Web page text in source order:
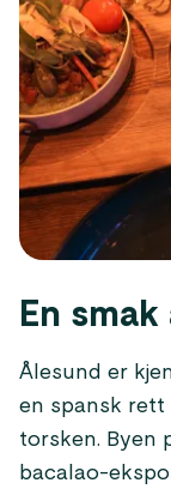
En
Ålesund er
en spansk rett
torsken. Byen
bacalao-